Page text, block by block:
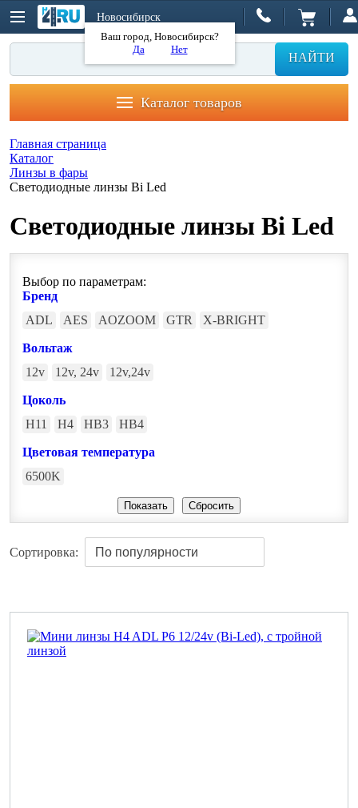
Новосибирск
Ваш город, Новосибирск?
Да
Нет
НАЙТИ
Каталог товаров
Главная страница
Каталог
Линзы в фары
Светодиодные линзы Bi Led
Светодиодные линзы Bi Led
Выбор по параметрам:
Бренд
ADL
AES AOZOOM GTR X-BRIGHT
Вольтаж
12v
12v, 24v 12v,24v
Цоколь
H11
H4 HB3 HB4
Цветовая температура
6500K
Сортировка: